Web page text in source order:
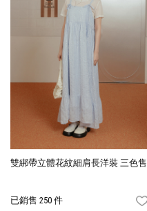
雙綁帶立體花紋細肩長洋裝 三色售
已銷售 250 件